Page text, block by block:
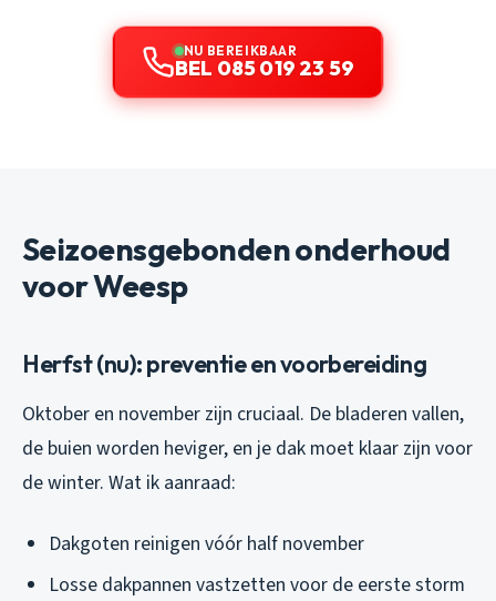
NU BEREIKBAAR
BEL 085 019 23 59
Seizoensgebonden onderhoud
voor Weesp
Herfst (nu): preventie en voorbereiding
Oktober en november zijn cruciaal. De bladeren vallen,
de buien worden heviger, en je dak moet klaar zijn voor
de winter. Wat ik aanraad:
Dakgoten reinigen vóór half november
Losse dakpannen vastzetten voor de eerste storm